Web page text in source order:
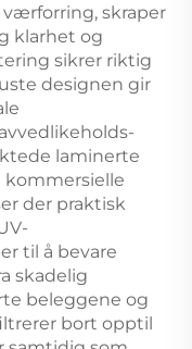
skraper
klarhet og
sikrer riktig
designen gir
laminerte
kommersielle
der praktisk
til å bevare
skadelig
beleggene og
bort opptil